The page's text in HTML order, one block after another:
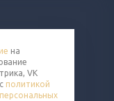
на
VK
политикой